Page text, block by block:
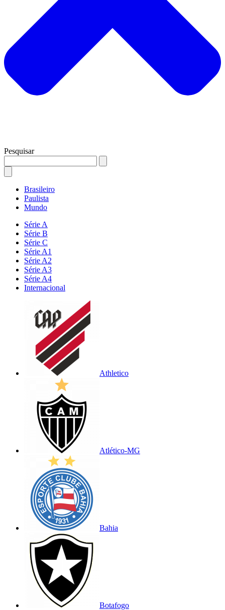
Pesquisar
Brasileiro
Paulista
Mundo
Série A
Série B
Série C
Série A1
Série A2
Série A3
Série A4
Internacional
Athletico
Atlético-MG
Bahia
Botafogo